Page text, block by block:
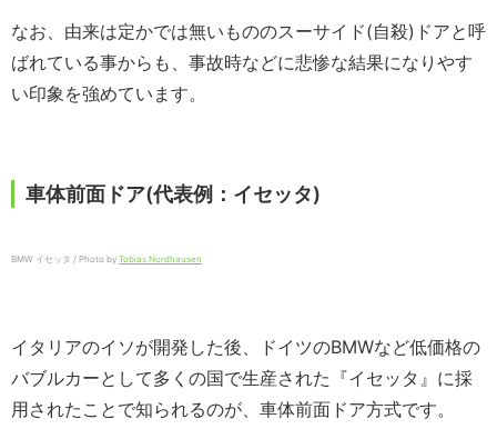
なお、由来は定かでは無いもののスーサイド(自殺)ドアと呼
ばれている事からも、事故時などに悲惨な結果になりやす
い印象を強めています。
車体前面ドア(代表例：イセッタ)
BMW イセッタ / Photo by Tobias Nordhausen
イタリアのイソが開発した後、ドイツのBMWなど低価格の
バブルカーとして多くの国で生産された『イセッタ』に採
用されたことで知られるのが、車体前面ドア方式です。